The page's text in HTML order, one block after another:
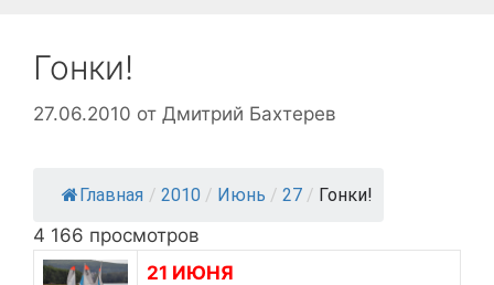
Гонки!
27.06.2010 от Дмитрий Бахтерев
Главная / 2010 / Июнь / 27 / Гонки!
4 166 просмотров
21 ИЮНЯ